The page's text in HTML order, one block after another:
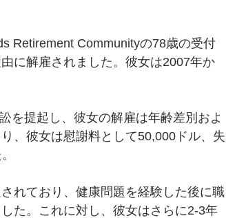
Retirement Communityの78歳の受付
に解雇されました。彼女は2007年か
を提起し、彼女の解雇は年齢差別およ
、彼女は慰謝料として50,000ドル、失
れており、健康問題を経験した後に職
た。これに対し、彼女はさらに2-3年